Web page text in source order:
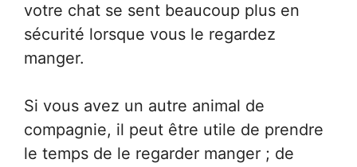
votre chat se sent beaucoup plus en
sécurité lorsque vous le regardez
manger.
Si vous avez un autre animal de
compagnie, il peut être utile de prendre
le temps de le regarder manger ; de